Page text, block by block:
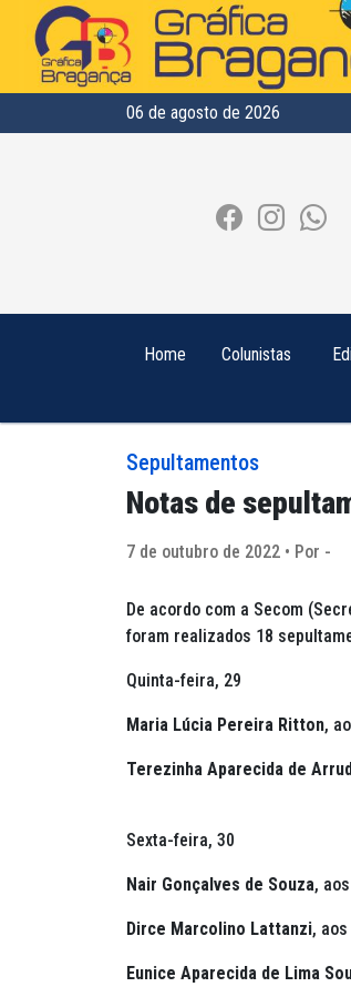
06 de agosto de 2026
Home Colunistas
Sepultamentos
Notas de
7 de outubro de 2022 • Por -
De acordo com a Secom
foram realizados 18
Quinta-feira, 29
Maria Lúcia Pereira Ritton,
Terezinha Aparecida de
Sexta-feira, 30
Nair Gonçalves de Souza,
Dirce Marcolino Lattanzi,
Eunice Aparecida de Lima